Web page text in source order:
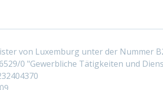
von Luxemburg unter der Nummer
0 "Gewerbliche Tätigkeiten und